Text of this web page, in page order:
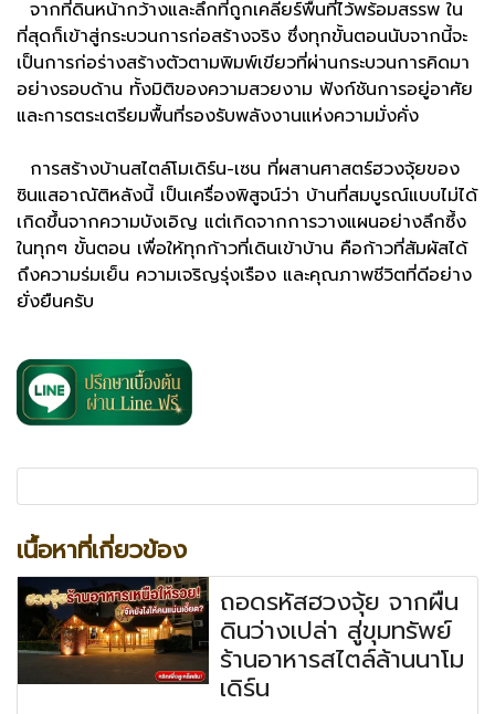
จากที่ดินหน้ากว้างและลึกที่ถูกเคลียร์พื้นที่ไว้พร้อมสรรพ ใน
ที่สุดก็เข้าสู่กระบวนการก่อสร้างจริง ซึ่งทุกขั้นตอนนับจากนี้จะ
เป็นการก่อร่างสร้างตัวตามพิมพ์เขียวที่ผ่านกระบวนการคิดมา
อย่างรอบด้าน ทั้งมิติของความสวยงาม ฟังก์ชันการอยู่อาศัย
และการตระเตรียมพื้นที่รองรับพลังงานแห่งความมั่งคั่ง
การสร้างบ้านสไตล์โมเดิร์น-เซน ที่ผสานศาสตร์ฮวงจุ้ยของ
ซินแสอาณัติหลังนี้ เป็นเครื่องพิสูจน์ว่า บ้านที่สมบูรณ์แบบไม่ได้
เกิดขึ้นจากความบังเอิญ แต่เกิดจากการวางแผนอย่างลึกซึ้ง
ในทุกๆ ขั้นตอน เพื่อให้ทุกก้าวที่เดินเข้าบ้าน คือก้าวที่สัมผัสได้
ถึงความร่มเย็น ความเจริญรุ่งเรือง และคุณภาพชีวิตที่ดีอย่าง
ยั่งยืนครับ
เนื้อหาที่เกี่ยวข้อง
ถอดรหัสฮวงจุ้ย จากผืน
ดินว่างเปล่า สู่ขุมทรัพย์
ร้านอาหารสไตล์ล้านนาโม
เดิร์น